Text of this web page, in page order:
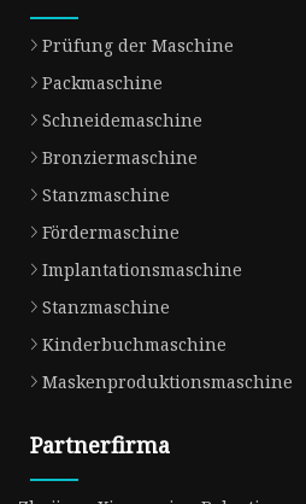
Prüfung der Maschine
Packmaschine
Schneidemaschine
Bronziermaschine
Stanzmaschine
Fördermaschine
Implantationsmaschine
Stanzmaschine
Kinderbuchmaschine
Maskenproduktionsmaschine
Partnerfirma